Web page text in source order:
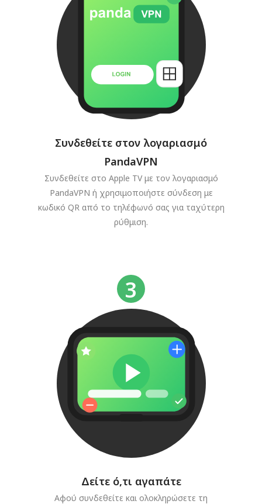
Συνδεθείτε στον λογαριασμό
PandaVPN
Συνδεθείτε στο Apple TV με τον λογαριασμό
PandaVPN ή χρησιμοποιήστε σύνδεση με
κωδικό QR από το τηλέφωνό σας για ταχύτερη
ρύθμιση.
Δείτε ό,τι αγαπάτε
Αφού συνδεθείτε και ολοκληρώσετε τη